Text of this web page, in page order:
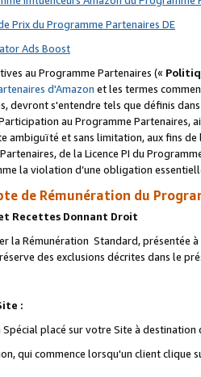
Prix du Programme Partenaires DE
Ads Boost
au Programme Partenaires («
d'Amazon et les termes
devront s'entendre tels que définis
au Programme Partenaires,
ambiguïté et sans limitation, aux fins
de la Licence PI du
la violation d’une obligation
de Rémunération du
Recettes Donnant Droit
la Rémunération Standard, présentée
des exclusions décrites dans le
:
placé sur votre Site à destination
qui commence lorsqu'un client